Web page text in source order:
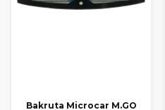
Bakruta Microcar M.GO